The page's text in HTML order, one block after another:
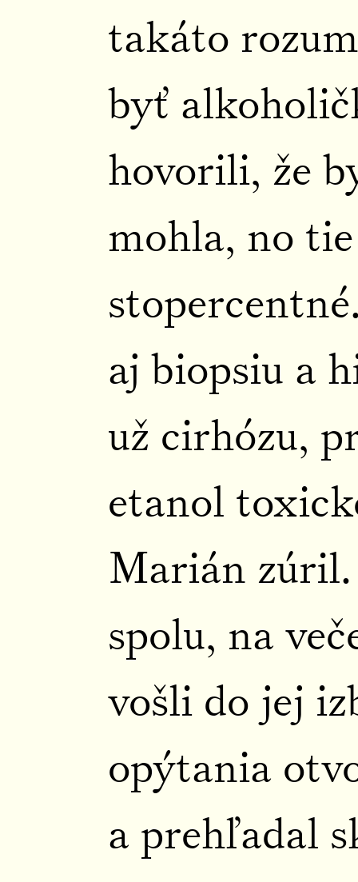
takáto
byť
hovorili, že
mohla, no
aj biopsiu a
už cirhózu,
etanol
Marián
spolu, na
vošli do jej
opýtania
a prehľadal